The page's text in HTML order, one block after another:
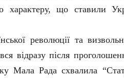
характеру, що ставили
революції та
відразу після
Мала Рада схвалила